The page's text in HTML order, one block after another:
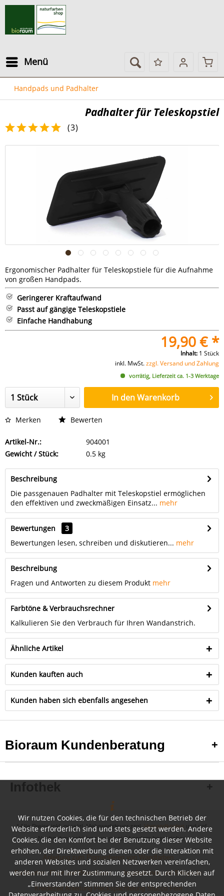
Menü
Handpads und Padhalter
Padhalter für Teleskopstiel
(3)
Ergonomischer Padhalter für Teleskopstiele für die Aufnahme
von großen Handpads.
Geringerer Kraftaufwand
Passt auf gängige Teleskopstiele
Einfache Handhabung
19,90 € *
Inhalt: 1 Stück
inkl. MwSt.zzgl. Versand und Zahlung
vorrätig, Lieferzeit ca. 1-3 Werktage
In denWarenkorb
Merken Bewerten
Artikel-Nr.:
904001
Gewicht / Stück:
0.5 kg
Beschreibung
Die passgenauen Padhalter mit Teleskopstiel ermöglichen
den effektiven und zweckmäßigen Einsatz... mehr
Bewertungen
3
Bewertungen lesen, schreiben und diskutieren... mehr
Beschreibung
Fragen und Antworten zu diesem Produkt mehr
Farbtöne & Verbrauchsrechner
Kalkulieren Sie den Verbrauch für Ihren Wandanstrich.
Ähnliche Artikel
Kunden kauften auch
Kunden haben sich ebenfalls angesehen
Bioraum Kundenberatung
Infothek
* Alle Preise inkl. gesetzl. Mehrwertsteuer zzgl.Versandkosten
und ggf.
Nachnahmegebühren, wenn nicht anders beschrieben
Anleitung zum Pigmentieren von Wandfarben
Farbkarten, Flyer und Broschüren Inspirationen und Beispiele
Kreidezeit Anleitung Fleckspachtelung Stucco Fein
Wir nutzen Cookies, die für den technischen Betrieb der
Website erforderlich sind und stets gesetzt werden. Andere
Cookies, die den Komfort bei der Benutzung dieser Website
erhöhen, der Direktwerbung dienen oder die Interaktion mit
anderen Websites und sozialen Netzwerken vereinfachen,
werden nur mit Ihrer Zustimmung gesetzt. Durch Klicken auf
„Einverstanden“ stimmen Sie der entsprechenden